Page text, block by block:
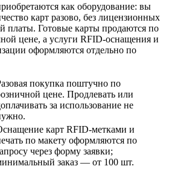
как оборудование: вы
карт разово, без лицензионных
платы. Готовые карты продаются по
цене, а услуги RFID-оснащения и
оформляются отдельно по
покупка поштучно по
цене. Продлевать или
за использование не
карт RFID-метками и
по макету оформляются по
через форму заявки;
заказ — от 100 шт.